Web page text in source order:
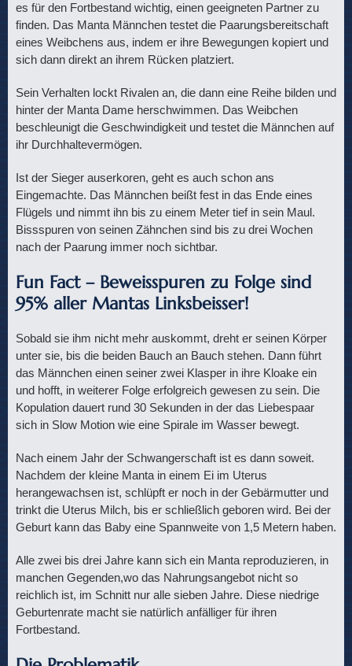
es für den Fortbestand wichtig, einen geeigneten Partner zu
finden. Das Manta Männchen testet die Paarungsbereitschaft
eines Weibchens aus, indem er ihre Bewegungen kopiert und
sich dann direkt an ihrem Rücken platziert.
Sein Verhalten lockt Rivalen an, die dann eine Reihe bilden und
hinter der Manta Dame herschwimmen. Das Weibchen
beschleunigt die Geschwindigkeit und testet die Männchen auf
ihr Durchhaltevermögen.
Ist der Sieger auserkoren, geht es auch schon ans
Eingemachte. Das Männchen beißt fest in das Ende eines
Flügels und nimmt ihn bis zu einem Meter tief in sein Maul.
Bissspuren von seinen Zähnchen sind bis zu drei Wochen
nach der Paarung immer noch sichtbar.
Fun Fact – Beweisspuren zu Folge sind
95% aller Mantas Linksbeisser!
Sobald sie ihm nicht mehr auskommt, dreht er seinen Körper
unter sie, bis die beiden Bauch an Bauch stehen. Dann führt
das Männchen einen seiner zwei Klasper in ihre Kloake ein
und hofft, in weiterer Folge erfolgreich gewesen zu sein. Die
Kopulation dauert rund 30 Sekunden in der das Liebespaar
sich in Slow Motion wie eine Spirale im Wasser bewegt.
Nach einem Jahr der Schwangerschaft ist es dann soweit.
Nachdem der kleine Manta in einem Ei im Uterus
herangewachsen ist, schlüpft er noch in der Gebärmutter und
trinkt die Uterus Milch, bis er schließlich geboren wird. Bei der
Geburt kann das Baby eine Spannweite von 1,5 Metern haben.
Alle zwei bis drei Jahre kann sich ein Manta reproduzieren, in
manchen Gegenden,wo das Nahrungsangebot nicht so
reichlich ist, im Schnitt nur alle sieben Jahre. Diese niedrige
Geburtenrate macht sie natürlich anfälliger für ihren
Fortbestand.